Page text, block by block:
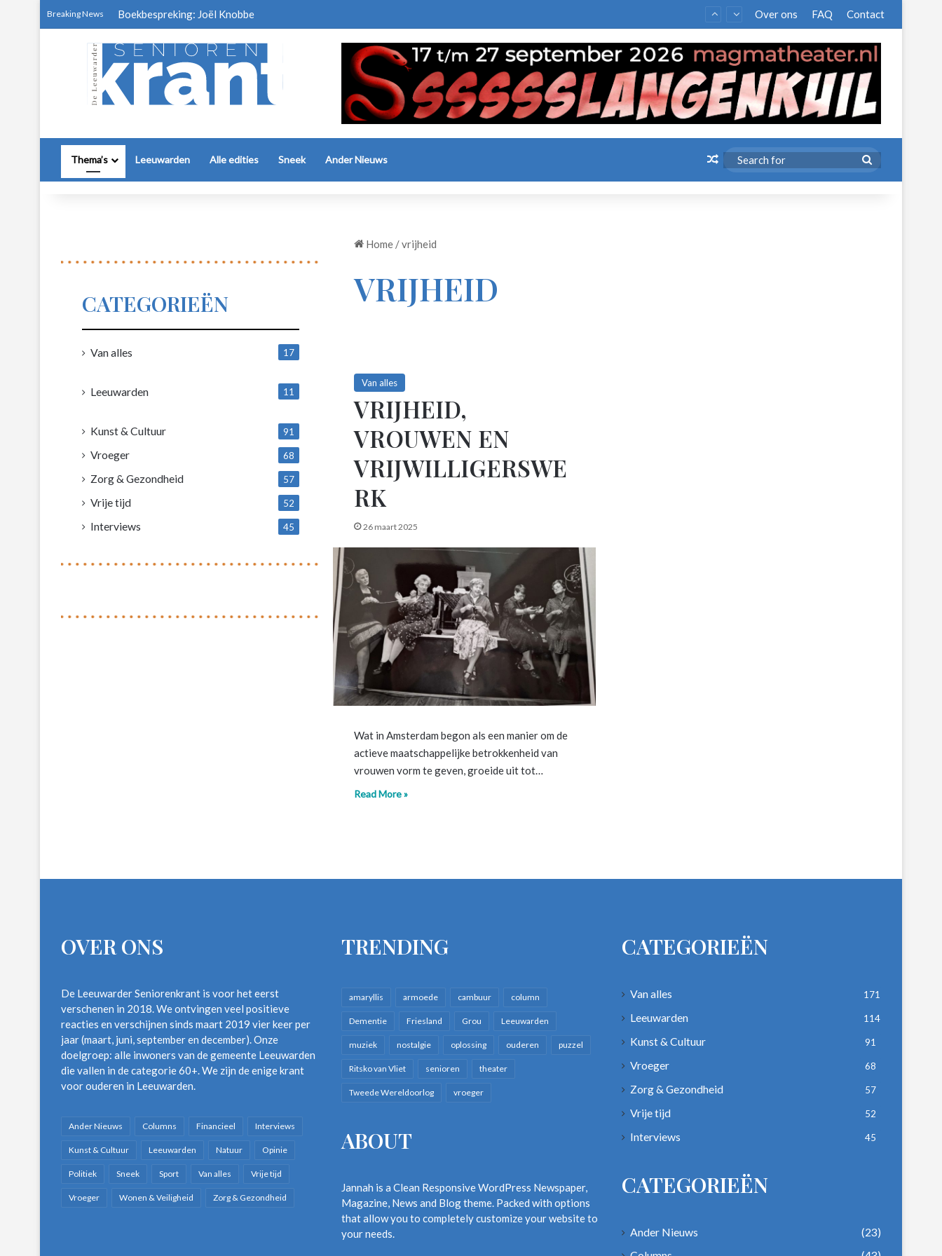
Breaking News Boekbespreking: Joël Knobbe Over ons FAQ Contact
Thema’s Leeuwarden Alle edities Sneek Ander Nieuws Random Article
for
Home /vrijheid
VRIJHEID
Van alles
VRIJHEID,
VROUWEN EN
VRIJWILLIGERSWE
RK
26 maart 2025
Wat in Amsterdam begon als een manier om de
actieve maatschappelijke betrokkenheid van
vrouwen vorm te geven, groeide uit tot…
Read More »
CATEGORIEËN
Van alles
17
Leeuwarden
11
Kunst & Cultuur 91
Vroeger 68
Zorg & Gezondheid 57
Vrije tijd 52
Interviews 45
OVER ONS
De Leeuwarder Seniorenkrant is voor het eerst
verschenen in 2018. We ontvingen veel positieve
reacties en verschijnen sinds maart 2019 vier keer per
jaar (maart, juni, september en december). Onze
doelgroep: alle inwoners van de gemeente Leeuwarden
die vallen in de categorie 60+. We zijn de enige krant
voor ouderen in Leeuwarden.
Ander Nieuws Columns Financieel Interviews
Kunst & Cultuur Leeuwarden Natuur Opinie
Politiek Sneek Sport Van alles Vrije tijd
Vroeger Wonen & Veiligheid Zorg & Gezondheid
TRENDING
amaryllis armoede cambuur column
Dementie Friesland Grou Leeuwarden
muziek nostalgie oplossing ouderen puzzel
Ritsko van Vliet senioren theater
Tweede Wereldoorlog vroeger
ABOUT
Jannah is a Clean Responsive WordPress Newspaper,
Magazine, News and Blog theme. Packed with options
that allow you to completely customize your website to
your needs.
CATEGORIEËN
Van alles 171
Leeuwarden 114
Kunst & Cultuur 91
Vroeger 68
Zorg & Gezondheid 57
Vrije tijd 52
Interviews 45
CATEGORIEËN
Ander Nieuws
(23)